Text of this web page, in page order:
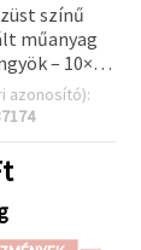
színű
műanyag
– 10×9
mm, kb. 115
– Trendi
és
azonosító):